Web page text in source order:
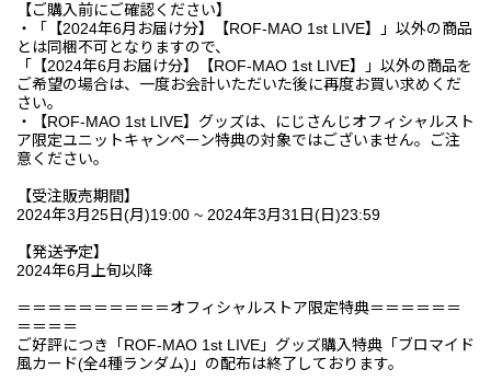
【ご購入前にご確認ください】
・「【2024年6月お届け分】【ROF-MAO 1st LIVE】」以外の商品
とは同梱不可となりますので、
「【2024年6月お届け分】【ROF-MAO 1st LIVE】」以外の商品を
ご希望の場合は、一度お会計いただいた後に再度お買い求めくだ
さい。
・【ROF-MAO 1st LIVE】グッズは、にじさんじオフィシャルスト
ア限定ユニットキャンペーン特典の対象ではございません。ご注
意ください。
【受注販売期間】
2024年3月25日(月)19:00 ~ 2024年3月31日(日)23:59
【発送予定】
2024年6月上旬以降
＝＝＝＝＝＝＝＝＝＝オフィシャルストア限定特典＝＝＝＝＝＝
＝＝＝＝
ご好評につき「ROF-MAO 1st LIVE」グッズ購入特典「ブロマイド
風カード(全4種ランダム)」の配布は終了しております。